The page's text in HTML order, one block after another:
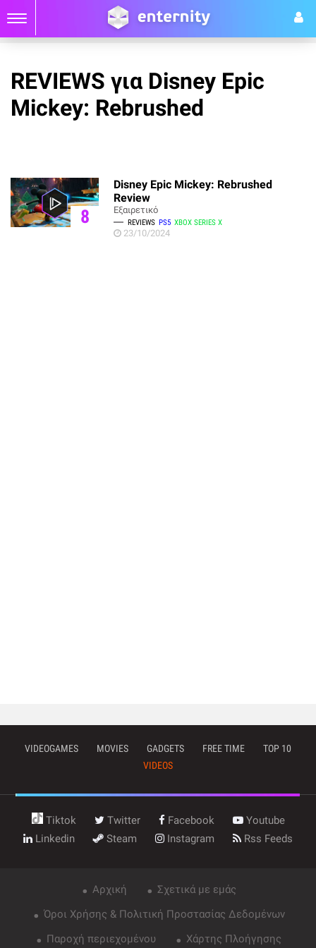
REVIEWS για Disney Epic
Mickey: Rebrushed
8
Disney Epic Mickey: Rebrushed
Review
Εξαιρετικό
REVIEWS PS5 XBOX SERIES X
23/10/2024
VIDEOGAMES MOVIES GADGETS FREE TIME
TOP 10
VIDEOS
Tiktok Twitter Facebook
Youtube
Linkedin
Steam Instagram Rss Feeds
Αρχική
Σχετικά με εμάς
Όροι Χρήσης & Πολιτική Προστασίας Δεδομένων
Παροχή περιεχομένου
Χάρτης Πλοήγησης